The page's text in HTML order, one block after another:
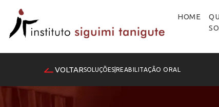
HOME
VOLTARSOLUÇÕES REABILITAÇÃO ORAL